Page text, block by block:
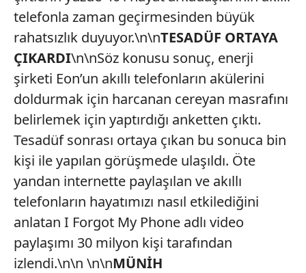
telefonla zaman geçirmesinden büyük
rahatsızlık duyuyor.\n\nTESADÜF ORTAYA
ÇIKARDI\n\nSöz konusu sonuç, enerji
şirketi Eon’un akıllı telefonların akülerini
doldurmak için harcanan cereyan masrafını
belirlemek için yaptırdığı anketten çıktı.
Tesadüf sonrası ortaya çıkan bu sonuca bin
kişi ile yapılan görüşmede ulaşıldı. Öte
yandan internette paylaşılan ve akıllı
telefonların hayatımızı nasıl etkilediğini
anlatan I Forgot My Phone adlı video
paylaşımı 30 milyon kişi tarafından
izlendi.\n\n \n\nMÜNİH